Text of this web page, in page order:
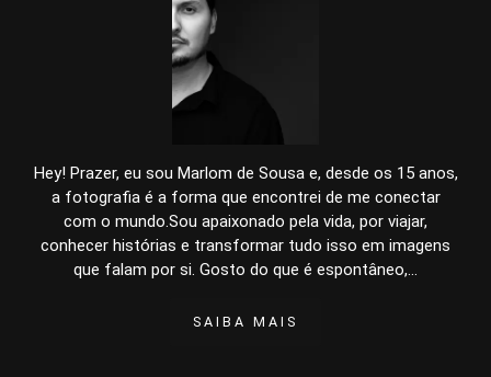
Hey! Prazer, eu sou Marlom de Sousa e, desde os 15 anos,
a fotografia é a forma que encontrei de me conectar
com o mundo.Sou apaixonado pela vida, por viajar,
conhecer histórias e transformar tudo isso em imagens
que falam por si. Gosto do que é espontâneo,...
SAIBA MAIS